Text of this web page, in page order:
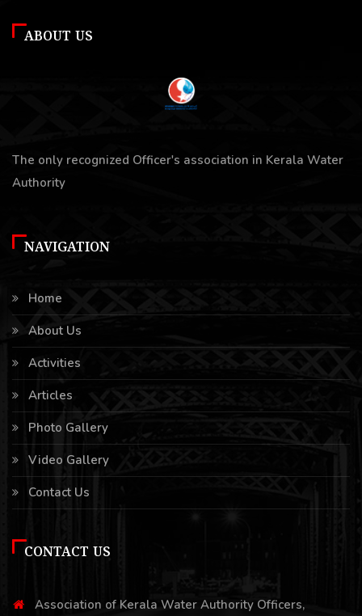
ABOUT US
The only recognized Officer's association in Kerala Water
Authority
NAVIGATION
Home
About Us
Activities
Articles
Photo Gallery
Video Gallery
Contact Us
CONTACT US
Association of Kerala Water Authority Officers,